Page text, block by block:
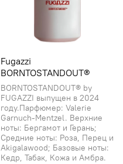
Fugazzi
BORNTOSTANDOUT®
BORNTOSTANDOUT® by
FUGAZZI выпущен в 2024
году.Парфюмер: Valerie
Garnuch-Mentzel. Верхние
ноты: Бергамот и Герань;
Средние ноты: Роза, Перец и
Akigalawood; Базовые ноты:
Кедр, Табак, Кожа и Амбра.